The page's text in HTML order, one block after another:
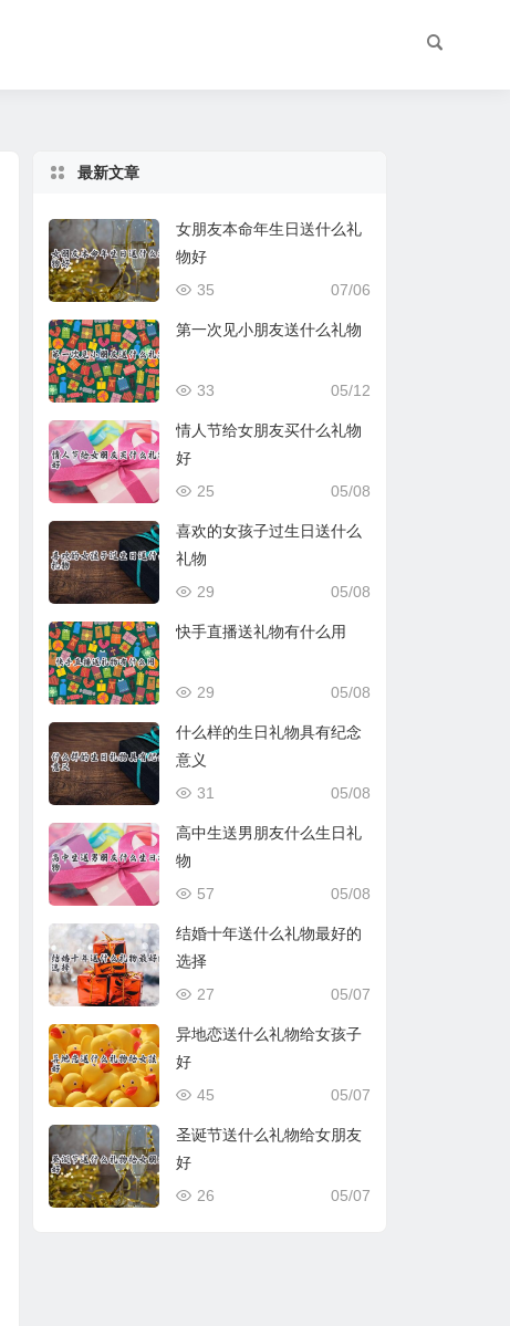
最新文章
女朋友本命年生日送什么礼
物好
07/06
35
第一次见小朋友送什么礼物
05/12
33
情人节给女朋友买什么礼物
好
05/08
25
喜欢的女孩子过生日送什么
礼物
05/08
29
快手直播送礼物有什么用
05/08
29
什么样的生日礼物具有纪念
意义
05/08
31
高中生送男朋友什么生日礼
物
05/08
57
结婚十年送什么礼物最好的
选择
05/07
27
异地恋送什么礼物给女孩子
好
05/07
45
圣诞节送什么礼物给女朋友
好
05/07
26